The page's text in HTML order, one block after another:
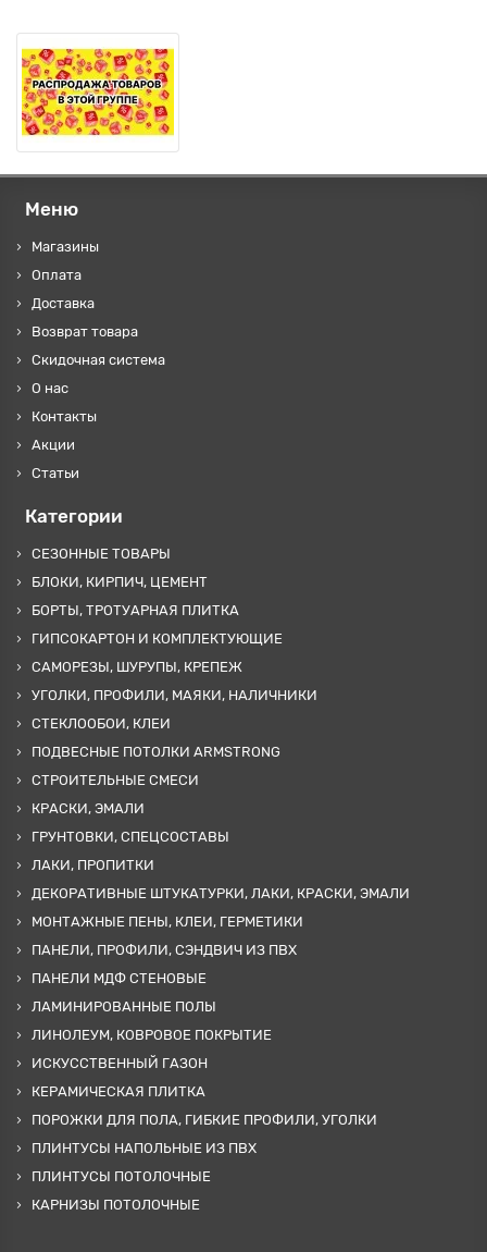
Меню
Магазины
Оплата
Доставка
Возврат товара
Скидочная система
О нас
Контакты
Акции
Статьи
Категории
СЕЗОННЫЕ ТОВАРЫ
БЛОКИ, КИРПИЧ, ЦЕМЕНТ
БОРТЫ, ТРОТУАРНАЯ ПЛИТКА
ГИПСОКАРТОН И КОМПЛЕКТУЮЩИЕ
САМОРЕЗЫ, ШУРУПЫ, КРЕПЕЖ
УГОЛКИ, ПРОФИЛИ, МАЯКИ, НАЛИЧНИКИ
СТЕКЛООБОИ, КЛЕИ
ПОДВЕСНЫЕ ПОТОЛКИ ARMSTRONG
СТРОИТЕЛЬНЫЕ СМЕСИ
КРАСКИ, ЭМАЛИ
ГРУНТОВКИ, СПЕЦСОСТАВЫ
ЛАКИ, ПРОПИТКИ
ДЕКОРАТИВНЫЕ ШТУКАТУРКИ, ЛАКИ, КРАСКИ, ЭМАЛИ
МОНТАЖНЫЕ ПЕНЫ, КЛЕИ, ГЕРМЕТИКИ
ПАНЕЛИ, ПРОФИЛИ, СЭНДВИЧ ИЗ ПВХ
ПАНЕЛИ МДФ СТЕНОВЫЕ
ЛАМИНИРОВАННЫЕ ПОЛЫ
ЛИНОЛЕУМ, КОВРОВОЕ ПОКРЫТИЕ
ИСКУССТВЕННЫЙ ГАЗОН
КЕРАМИЧЕСКАЯ ПЛИТКА
ПОРОЖКИ ДЛЯ ПОЛА, ГИБКИЕ ПРОФИЛИ, УГОЛКИ
ПЛИНТУСЫ НАПОЛЬНЫЕ ИЗ ПВХ
ПЛИНТУСЫ ПОТОЛОЧНЫЕ
КАРНИЗЫ ПОТОЛОЧНЫЕ